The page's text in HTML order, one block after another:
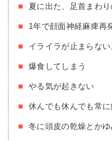
夏に出た、足首まわ
1年で顔面神経麻痺再
イライラが止まらない
爆食してしまう
やる気が起きない
休んでも休んでも常に
冬に頭皮の乾燥とかゆ